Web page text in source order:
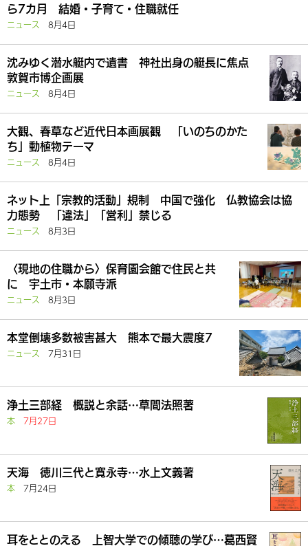
ら7カ月 結婚・子育て・住職就任
ニュース 8月4日
沈みゆく潜水艇内で遺書 神社出身の艇長に焦点
敦賀市博企画展
ニュース 8月4日
大観、春草など近代日本画展観 「いのちのかた
ち」動植物テーマ
ニュース 8月4日
ネット上「宗教的活動」規制 中国で強化 仏教協会は協
力態勢 「違法」「営利」禁じる
ニュース 8月3日
〈現地の住職から〉保育園会館で住民と共
に 宇土市・本願寺派
ニュース 8月3日
本堂倒壊多数被害甚大 熊本で最大震度7
ニュース 7月31日
浄土三部経 概説と余話…草間法照著
本 7月27日
天海 徳川三代と寛永寺…水上文義著
本 7月24日
耳をととのえる 上智大学での傾聴の学び…葛西賢